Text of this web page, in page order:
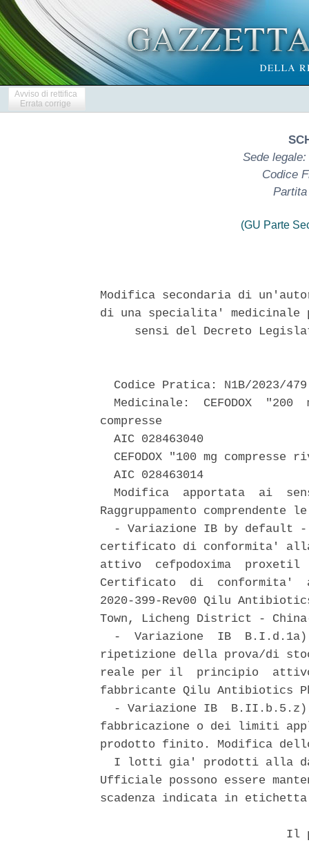
Avviso di rettifica
Errata corrige
Sede
Codice
Partita
(GU Parte
Modifica secondaria di
di una specialita' medicinale
sensi del Decreto
Codice Pratica: N1B/2023/
Medicinale:  CEFODOX  "200
compresse
  AIC 028463040
CEFODOX "100 mg compresse
  AIC 028463014
Modifica  apportata  ai
Raggruppamento
- Variazione IB by default
certificato di conformita' alla
attivo  cefpodoxima
Certificato  di  conformita'
2020-399-Rev00 Qilu
Town, Licheng District -
-  Variazione  IB
ripetizione della prova/di
reale per il  principio
fabbricante Qilu Antibiotics
- Variazione IB
fabbricazione o dei limiti
prodotto finito. Modifica
I lotti gia' prodotti alla
Ufficiale possono essere
scadenza indicata in
Il